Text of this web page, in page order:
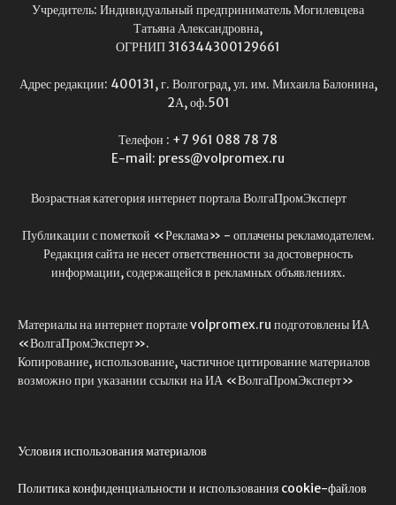
Учредитель: Индивидуальный предприниматель Могилевцева
Татьяна Александровна,
ОГРНИП 316344300129661
Адрес редакции: 400131, г. Волгоград, ул. им. Михаила Балонина,
2А, оф.501
Телефон : +7 961 088 78 78
E-mail: press@volpromex.ru
Возрастная категория интернет портала ВолгаПромЭксперт
Публикации с пометкой «Реклама» - оплачены рекламодателем.
Редакция сайта не несет ответственности за достоверность
информации, содержащейся в рекламных объявлениях.
Материалы на интернет портале volpromex.ru подготовлены ИА
«ВолгаПромЭксперт».
Копирование, использование, частичное цитирование материалов
возможно при указании ссылки на ИА «ВолгаПромЭксперт»
Условия использования материалов
Политика конфиденциальности и использования cookie-файлов